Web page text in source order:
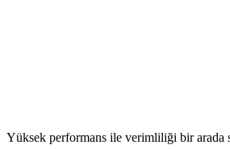
Yüksek performans ile verimliliği bir